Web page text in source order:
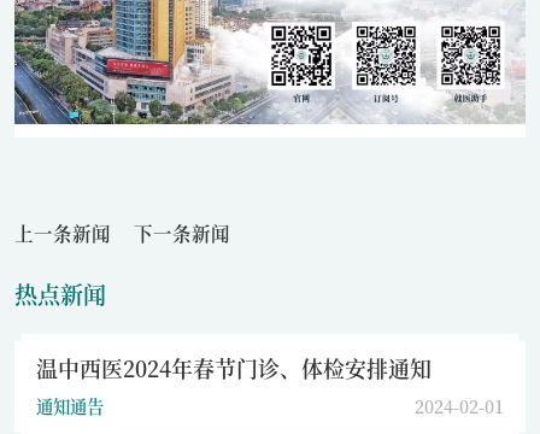
上一条新闻 下一条新闻
热点新闻
温中西医2024年春节门诊、体检安排通知
通知通告 2024-02-01